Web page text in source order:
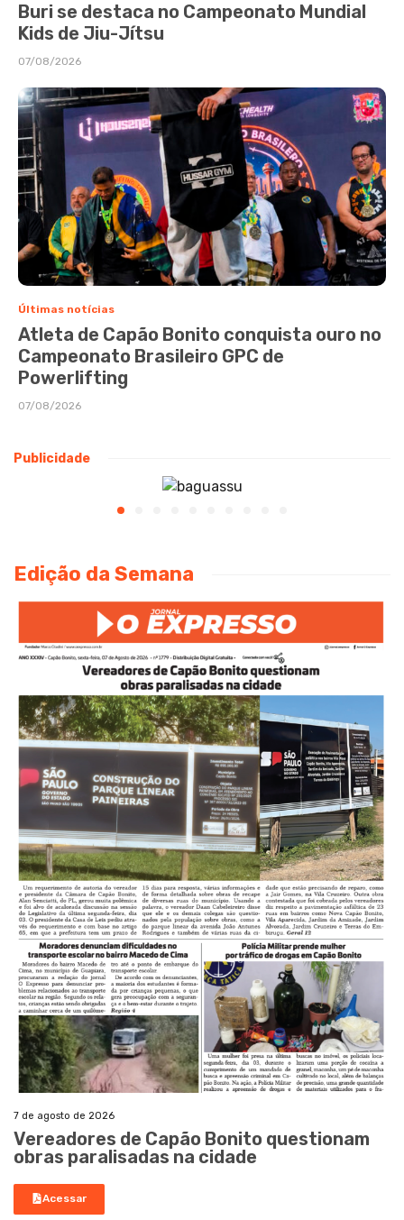
Buri se destaca no Campeonato Mundial
Kids de Jiu-Jítsu
07/08/2026
Últimas notícias
Atleta de Capão Bonito conquista ouro no
Campeonato Brasileiro GPC de
Powerlifting
07/08/2026
Publicidade
Edição da Semana
7 de agosto de 2026
Vereadores de Capão Bonito questionam
obras paralisadas na cidade
Acessar